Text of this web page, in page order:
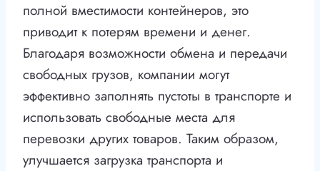
полной вместимости контейнеров, это
приводит к потерям времени и денег.
Благодаря возможности обмена и передачи
свободных грузов, компании могут
эффективно заполнять пустоты в транспорте и
использовать свободные места для
перевозки других товаров. Таким образом,
улучшается загрузка транспорта и